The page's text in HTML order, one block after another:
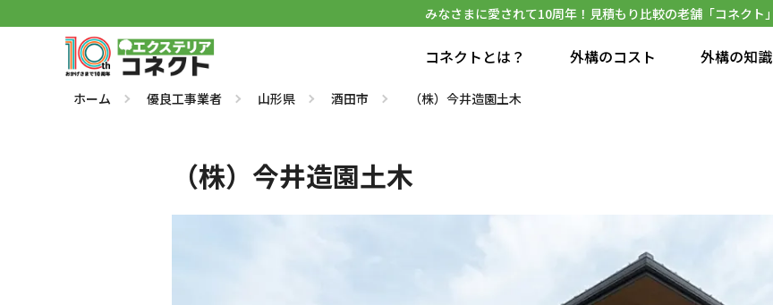
みなさまに愛されて10周年！見積もり比較の老舗「コネクト」
コネクトとは？ 外構のコスト 外構の知識
ホーム 優良工事業者 山形県 酒田市 （株）今井造園土木
（株）今井造園土木